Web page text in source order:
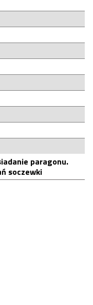
paragonu.
soczewki